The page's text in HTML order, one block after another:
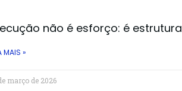
não é esforço: é estrutura
MAIS »
março de 2026